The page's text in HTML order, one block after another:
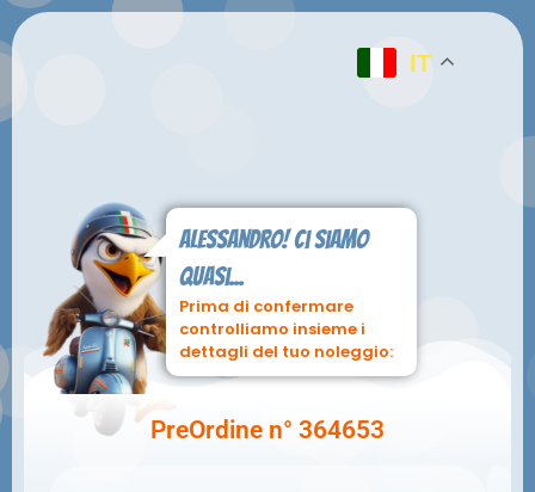
IT
Alessandro! ci siamo
quasi...
Prima di confermare
controlliamo insieme i
dettagli del tuo noleggio:
PreOrdine n° 364653